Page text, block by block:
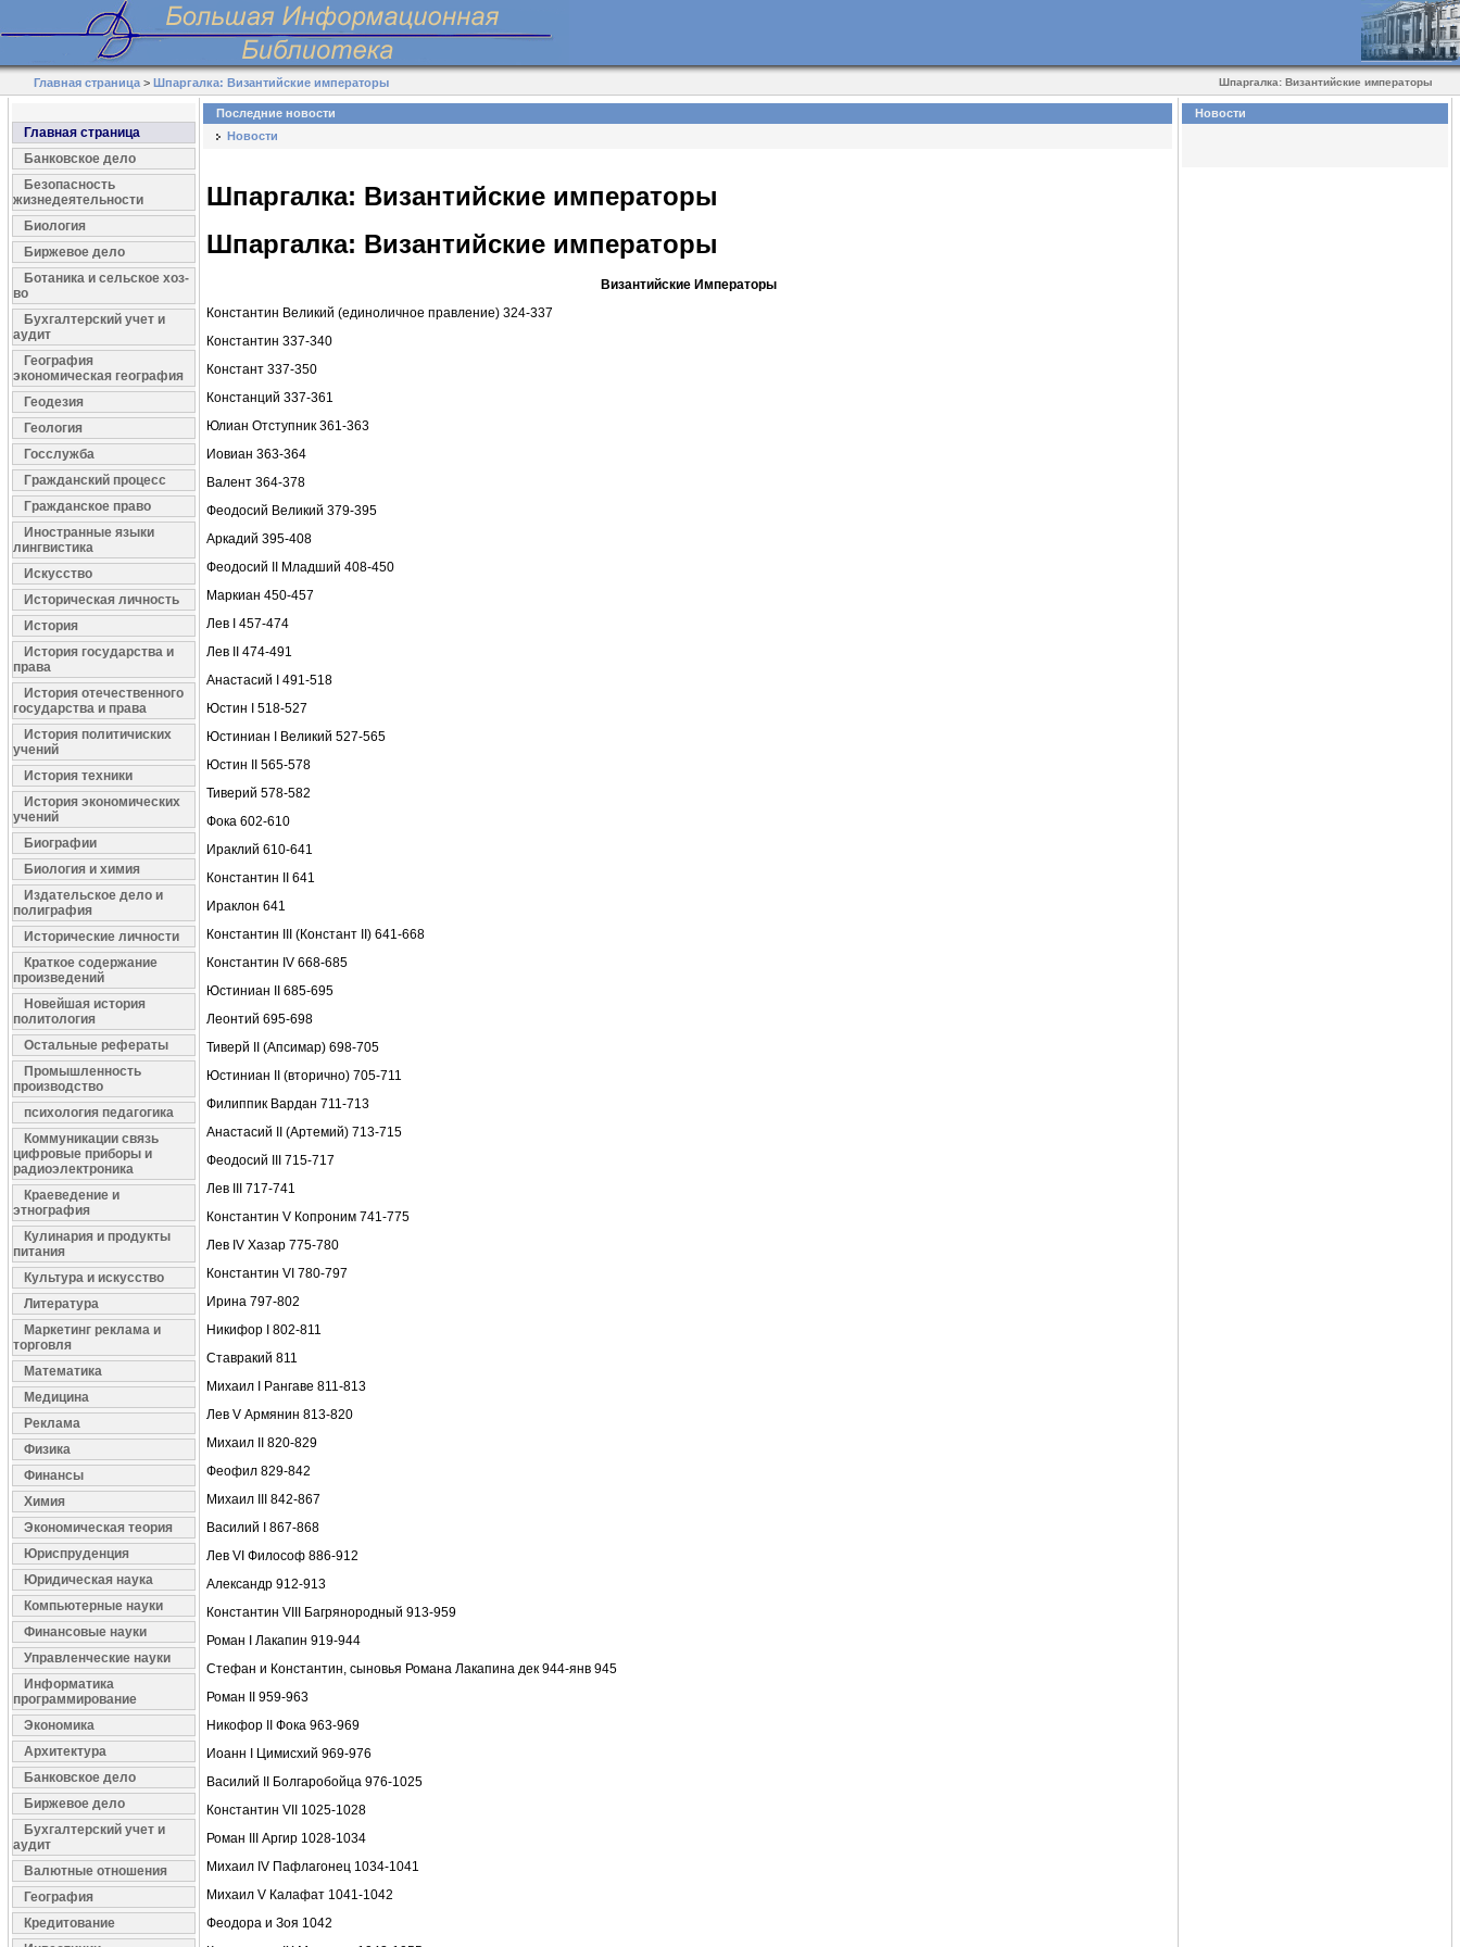
Главная страница >Шпаргалка: Византийские императоры Шпаргалка: Византийские императоры
Главная страница
Банковское дело
Безопасность
жизнедеятельности
Биология
Биржевое дело
Ботаника и сельское хоз-
во
Бухгалтерский учет и
аудит
География
экономическая география
Геодезия
Геология
Госслужба
Гражданский процесс
Гражданское право
Иностранные языки
лингвистика
Искусство
Историческая личность
История
История государства и
права
История отечественного
государства и права
История политичиских
учений
История техники
История экономических
учений
Биографии
Биология и химия
Издательское дело и
полиграфия
Исторические личности
Краткое содержание
произведений
Новейшая история
политология
Остальные рефераты
Промышленность
производство
психология педагогика
Коммуникации связь
цифровые приборы и
радиоэлектроника
Краеведение и
этнография
Кулинария и продукты
питания
Культура и искусство
Литература
Маркетинг реклама и
торговля
Математика
Медицина
Реклама
Физика
Финансы
Химия
Экономическая теория
Юриспруденция
Юридическая наука
Компьютерные науки
Финансовые науки
Управленческие науки
Информатика
программирование
Экономика
Архитектура
Банковское дело
Биржевое дело
Бухгалтерский учет и
аудит
Валютные отношения
География
Кредитование
Последние новости
Новости
Шпаргалка: Византийские императоры
Шпаргалка: Византийские императоры
Византийские Императоры
Константин Великий (единоличное правление) 324-337
Константин 337-340
Констант 337-350
Констанций 337-361
Юлиан Отступник 361-363
Иовиан 363-364
Валент 364-378
Феодосий Великий 379-395
Аркадий 395-408
Феодосий II Младший 408-450
Маркиан 450-457
Лев I 457-474
Лев II 474-491
Анастасий I 491-518
Юстин I 518-527
Юстиниан I Великий 527-565
Юстин II 565-578
Тиверий 578-582
Фока 602-610
Ираклий 610-641
Константин II 641
Ираклон 641
Константин III (Констант II) 641-668
Константин IV 668-685
Юстиниан II 685-695
Леонтий 695-698
Тиверй II (Апсимар) 698-705
Юстиниан II (вторично) 705-711
Филиппик Вардан 711-713
Анастасий II (Артемий) 713-715
Феодосий III 715-717
Лев III 717-741
Константин V Копроним 741-775
Лев IV Хазар 775-780
Константин VI 780-797
Ирина 797-802
Никифор I 802-811
Ставракий 811
Михаил I Рангаве 811-813
Лев V Армянин 813-820
Михаил II 820-829
Феофил 829-842
Михаил III 842-867
Василий I 867-868
Лев VI Философ 886-912
Александр 912-913
Константин VIII Багрянородный 913-959
Роман I Лакапин 919-944
Стефан и Константин, сыновья Романа Лакапина дек 944-янв 945
Роман II 959-963
Никофор II Фока 963-969
Иоанн I Цимисхий 969-976
Василий II Болгаробойца 976-1025
Константин VII 1025-1028
Роман III Аргир 1028-1034
Михаил IV Пафлагонец 1034-1041
Михаил V Калафат 1041-1042
Феодора и Зоя 1042
Новости